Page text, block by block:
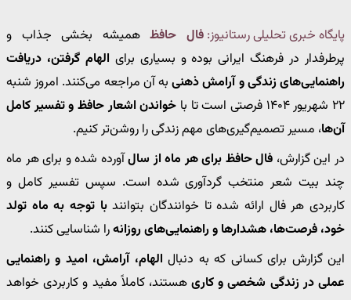
پایگاه خبری تحلیلی رستانیوز: فال حافظهمیشه بخشی جذاب و
پرطرفدار در فرهنگ ایرانی بوده و بسیاری برای الهام گرفتن، دریافت
راهنمایی‌های زندگی و آرامش ذهنیبه آن مراجعه می‌کنند. امروز شنبه
۲۲ شهریور ۱۴۰۴ فرصتی است تا با
خواندن اشعار حافظ و تفسیر کامل
آن‌ها، مسیر تصمیم‌گیری‌های مهم زندگی را روشن‌تر کنیم.
در این گزارش، فال حافظ برای هر ماه از سالآورده شده و برای هر ماه
چند بیت شعر منتخب گردآوری شده است. سپس تفسیر کامل و
کاربردی هر فال ارائه شده تا خوانندگان بتوانندبا توجه به ماه تولد
خود، فرصت‌ها، هشدارها و راهنمایی‌های روزانهرا شناسایی کنند.
این گزارش برای کسانی که به دنبال الهام، آرامش، امید و راهنمایی
عملی در زندگی شخصی و کاریهستند، کاملاً مفید و کاربردی خواهد